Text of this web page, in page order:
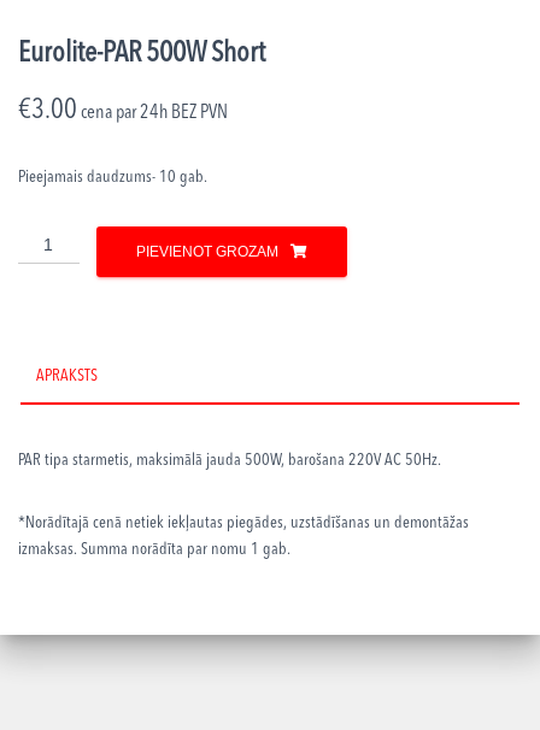
Eurolite-PAR 500W Short
€3.00 cena par 24h BEZ PVN
Pieejamais daudzums- 10 gab.
Eurolite-
PAR
PIEVIENOT GROZAM
APRAKSTS
PAR tipa starmetis, maksimālā jauda 500W, barošana 220V AC 50Hz.
*Norādītajā cenā netiek iekļautas piegādes, uzstādīšanas un demontāžas
izmaksas. Summa norādīta par nomu 1 gab.